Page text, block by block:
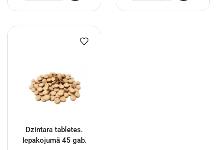
Dzintara tabletes.
Iepakojumā 45 gab.